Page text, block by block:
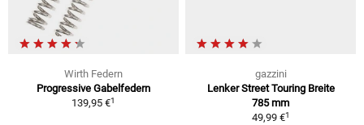
Wirth Federn
Progressive Gabelfedern
139,95 €1
gazzini
Lenker Street Touring Breite
785 mm
49,99 €1